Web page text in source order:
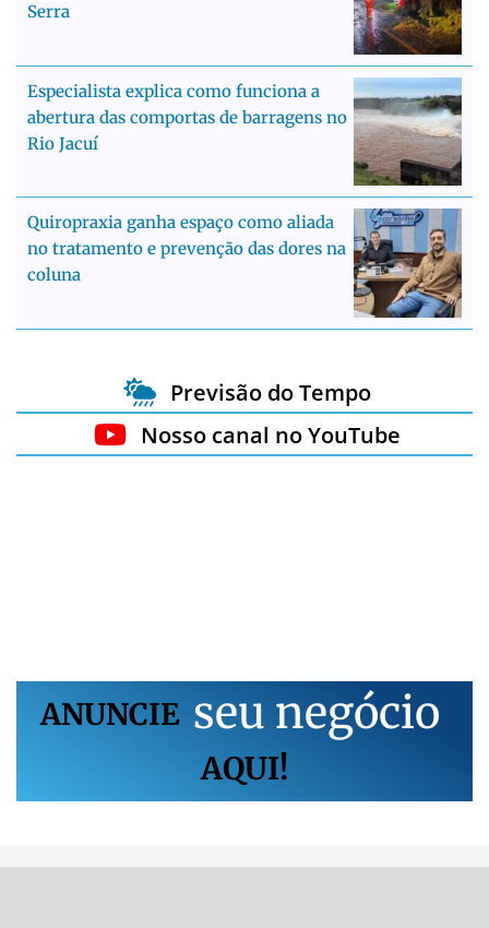
Serra
Especialista explica como funciona a
abertura das comportas de barragens no
Rio Jacuí
Quiropraxia ganha espaço como aliada
no tratamento e prevenção das dores na
coluna
Previsão do Tempo
Nosso canal no YouTube
ANUNCIE seu negócio
AQUI!